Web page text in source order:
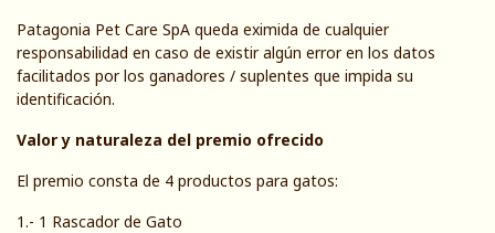
Patagonia Pet Care SpA queda eximida de cualquier
responsabilidad en caso de existir algún error en los datos
facilitados por los ganadores / suplentes que impida su
identificación.
Valor y naturaleza del premio ofrecido
El premio consta de 4 productos para gatos:
1.- 1 Rascador de Gato